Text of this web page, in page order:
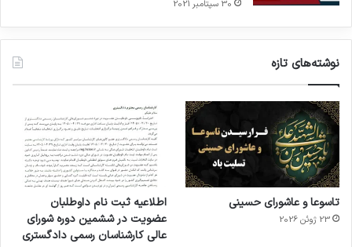
30 سپتامبر 2021
نوشته‌های تازه
تاسوعا و عاشورای حسینی
23 ژوئن 2026
اطلاعیه ثبت نام داوطلبان
عضویت در ششمین دوره شورای
عالی کارشناسان رسمی دادگستری